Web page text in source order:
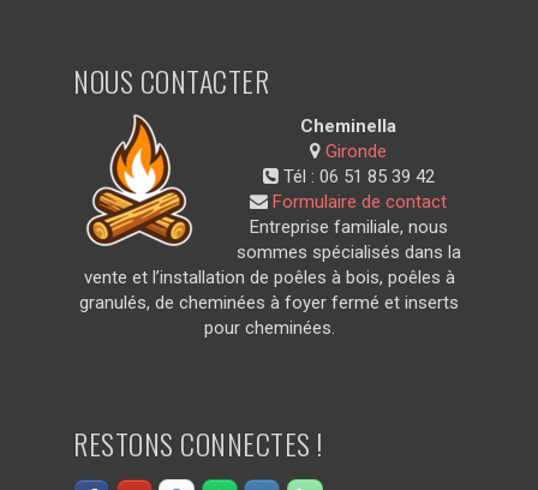
NOUS CONTACTER
Cheminella
Gironde
Tél : 06 51 85 39 42
Formulaire de contact
Entreprise familiale, nous
sommes spécialisés dans la
vente et l’installation de poêles à bois, poêles à
granulés, de cheminées à foyer fermé et inserts
pour cheminées.
RESTONS CONNECTES !